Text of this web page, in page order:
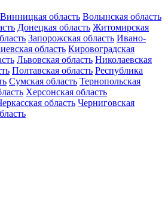
Винницкая область Волынская область
Донецкая область Житомирская
Запорожская область Ивано-
область Кировоградская
Львовская область Николаевская
Полтавская область Республика
Сумская область Тернопольская
Херсонская область
область Черниговская